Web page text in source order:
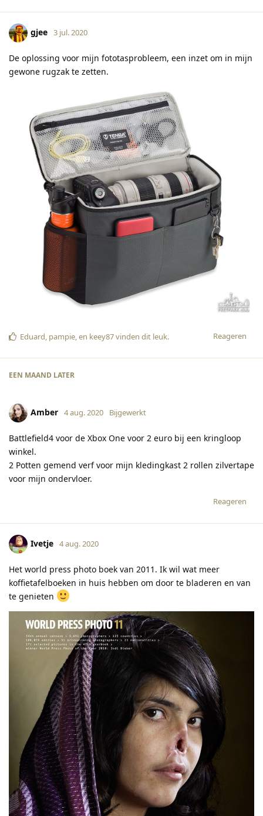
gjee 3 jul. 2020
De oplossing voor mijn fototasprobleem, een inzet om in mijn
gewone rugzak te zetten.
Reageren
Eduard, pampie, en keey87vinden dit leuk.
EEN MAAND LATER
Amber 4 aug. 2020 Bijgewerkt
Battlefield4 voor de Xbox One voor 2 euro bij een kringloop
winkel.
2 Potten gemend verf voor mijn kledingkast 2 rollen zilvertape
voor mijn ondervloer.
Reageren
Ivetje 4 aug. 2020
Het world press photo boek van 2011. Ik wil wat meer
koffietafelboeken in huis hebben om door te bladeren en van
te genieten